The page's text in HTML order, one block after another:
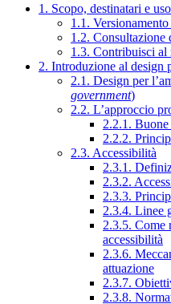
1. Scopo, destinatari e
1.1.
1.2. Consultazione
1.3. Contribuisci al
2. Introduzione al
2.1. Design per
government)
2.2. L’approccio
2.2.1.
2.2.2.
2.3. Accessibilità
2.3.1.
2.3.2.
2.3.3.
2.3.4. Linee
2.3.5. Come
accessibilità
2.3.6.
attuazione
2.3.7.
2.3.8.